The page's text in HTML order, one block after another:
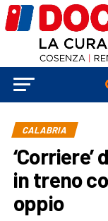
CALABRIA
in treno
oppio